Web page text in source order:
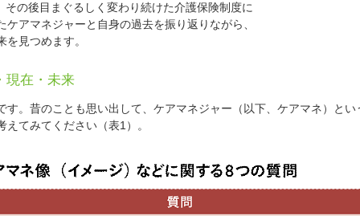
の後目まぐるしく変わり続けた介護保険制度に
アマネジャーと自身の過去を振り返りながら、
見つめます。
現在・未来
。昔のことも思い出して、ケアマネジャー（以下、ケアマネ）とい
てみてください（表1）。